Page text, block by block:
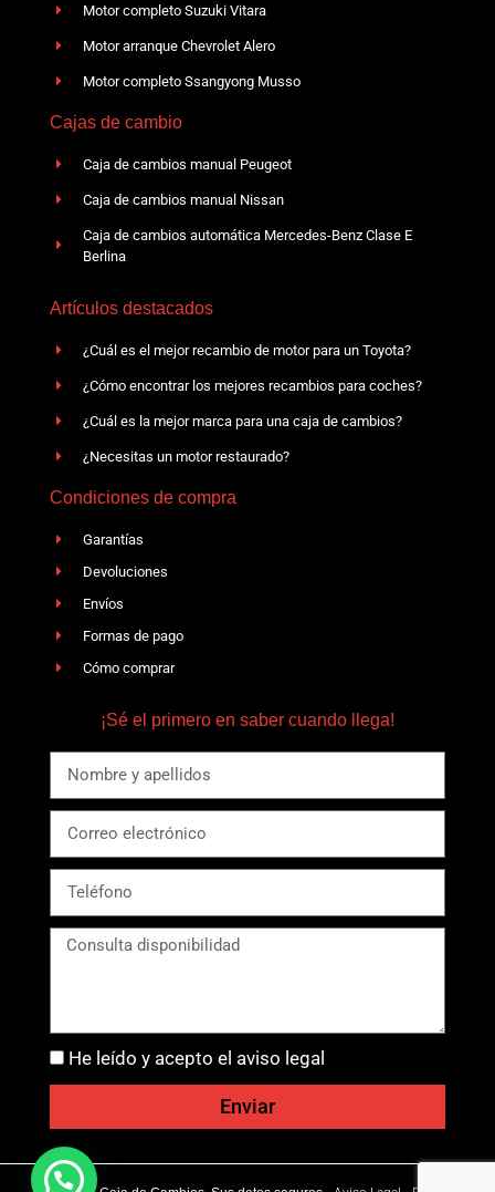
Motor completo Suzuki Vitara
Motor arranque Chevrolet Alero
Motor completo Ssangyong Musso
Cajas de cambio
Caja de cambios manual Peugeot
Caja de cambios manual Nissan
Caja de cambios automática Mercedes-Benz Clase E
Berlina
Artículos destacados
¿Cuál es el mejor recambio de motor para un Toyota?
¿Cómo encontrar los mejores recambios para coches?
¿Cuál es la mejor marca para una caja de cambios?
¿Necesitas un motor restaurado?
Condiciones de compra
Garantías
Devoluciones
Envíos
Formas de pago
Cómo comprar
¡Sé el primero en saber cuando llega!
He leído y acepto el aviso legal
Enviar